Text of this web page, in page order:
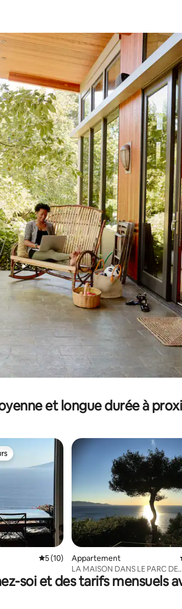
le bas pour les parcourir ou en appuyant et en
et longue durée à
3 commentaires : 5 sur 5
Évaluation moyenne sur la base de 10
5 (10)
Appartement
LA MAISON DANS LE PARC DE
L'ARGENTARIO
soi et des tarifs mensuels